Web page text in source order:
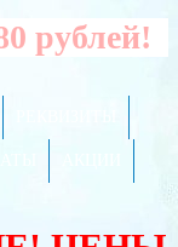
рублей!